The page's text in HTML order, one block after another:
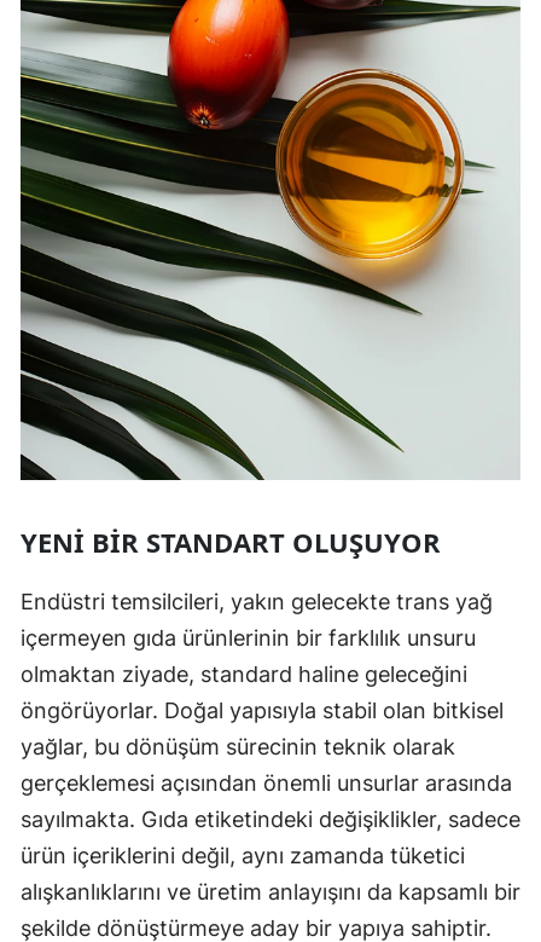
YENI BIR STANDART OLUŞUYOR
Endüstri temsilcileri, yakın gelecekte trans yağ
içermeyen gıda ürünlerinin bir farklılık unsuru
olmaktan ziyade, standard haline geleceğini
öngörüyorlar. Doğal yapısıyla stabil olan bitkisel
yağlar, bu dönüşüm sürecinin teknik olarak
gerçeklemesi açısından önemli unsurlar arasında
sayılmakta. Gıda etiketindeki değişiklikler, sadece
ürün içeriklerini değil, aynı zamanda tüketici
alışkanlıklarını ve üretim anlayışını da kapsamlı bir
şekilde dönüştürmeye aday bir yapıya sahiptir.